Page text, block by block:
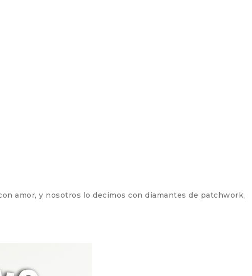
amor, y nosotros lo decimos con diamantes de patchwork,